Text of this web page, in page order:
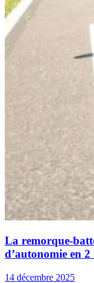
La remorque-
d’autonomie en 2
14 décembre 2025